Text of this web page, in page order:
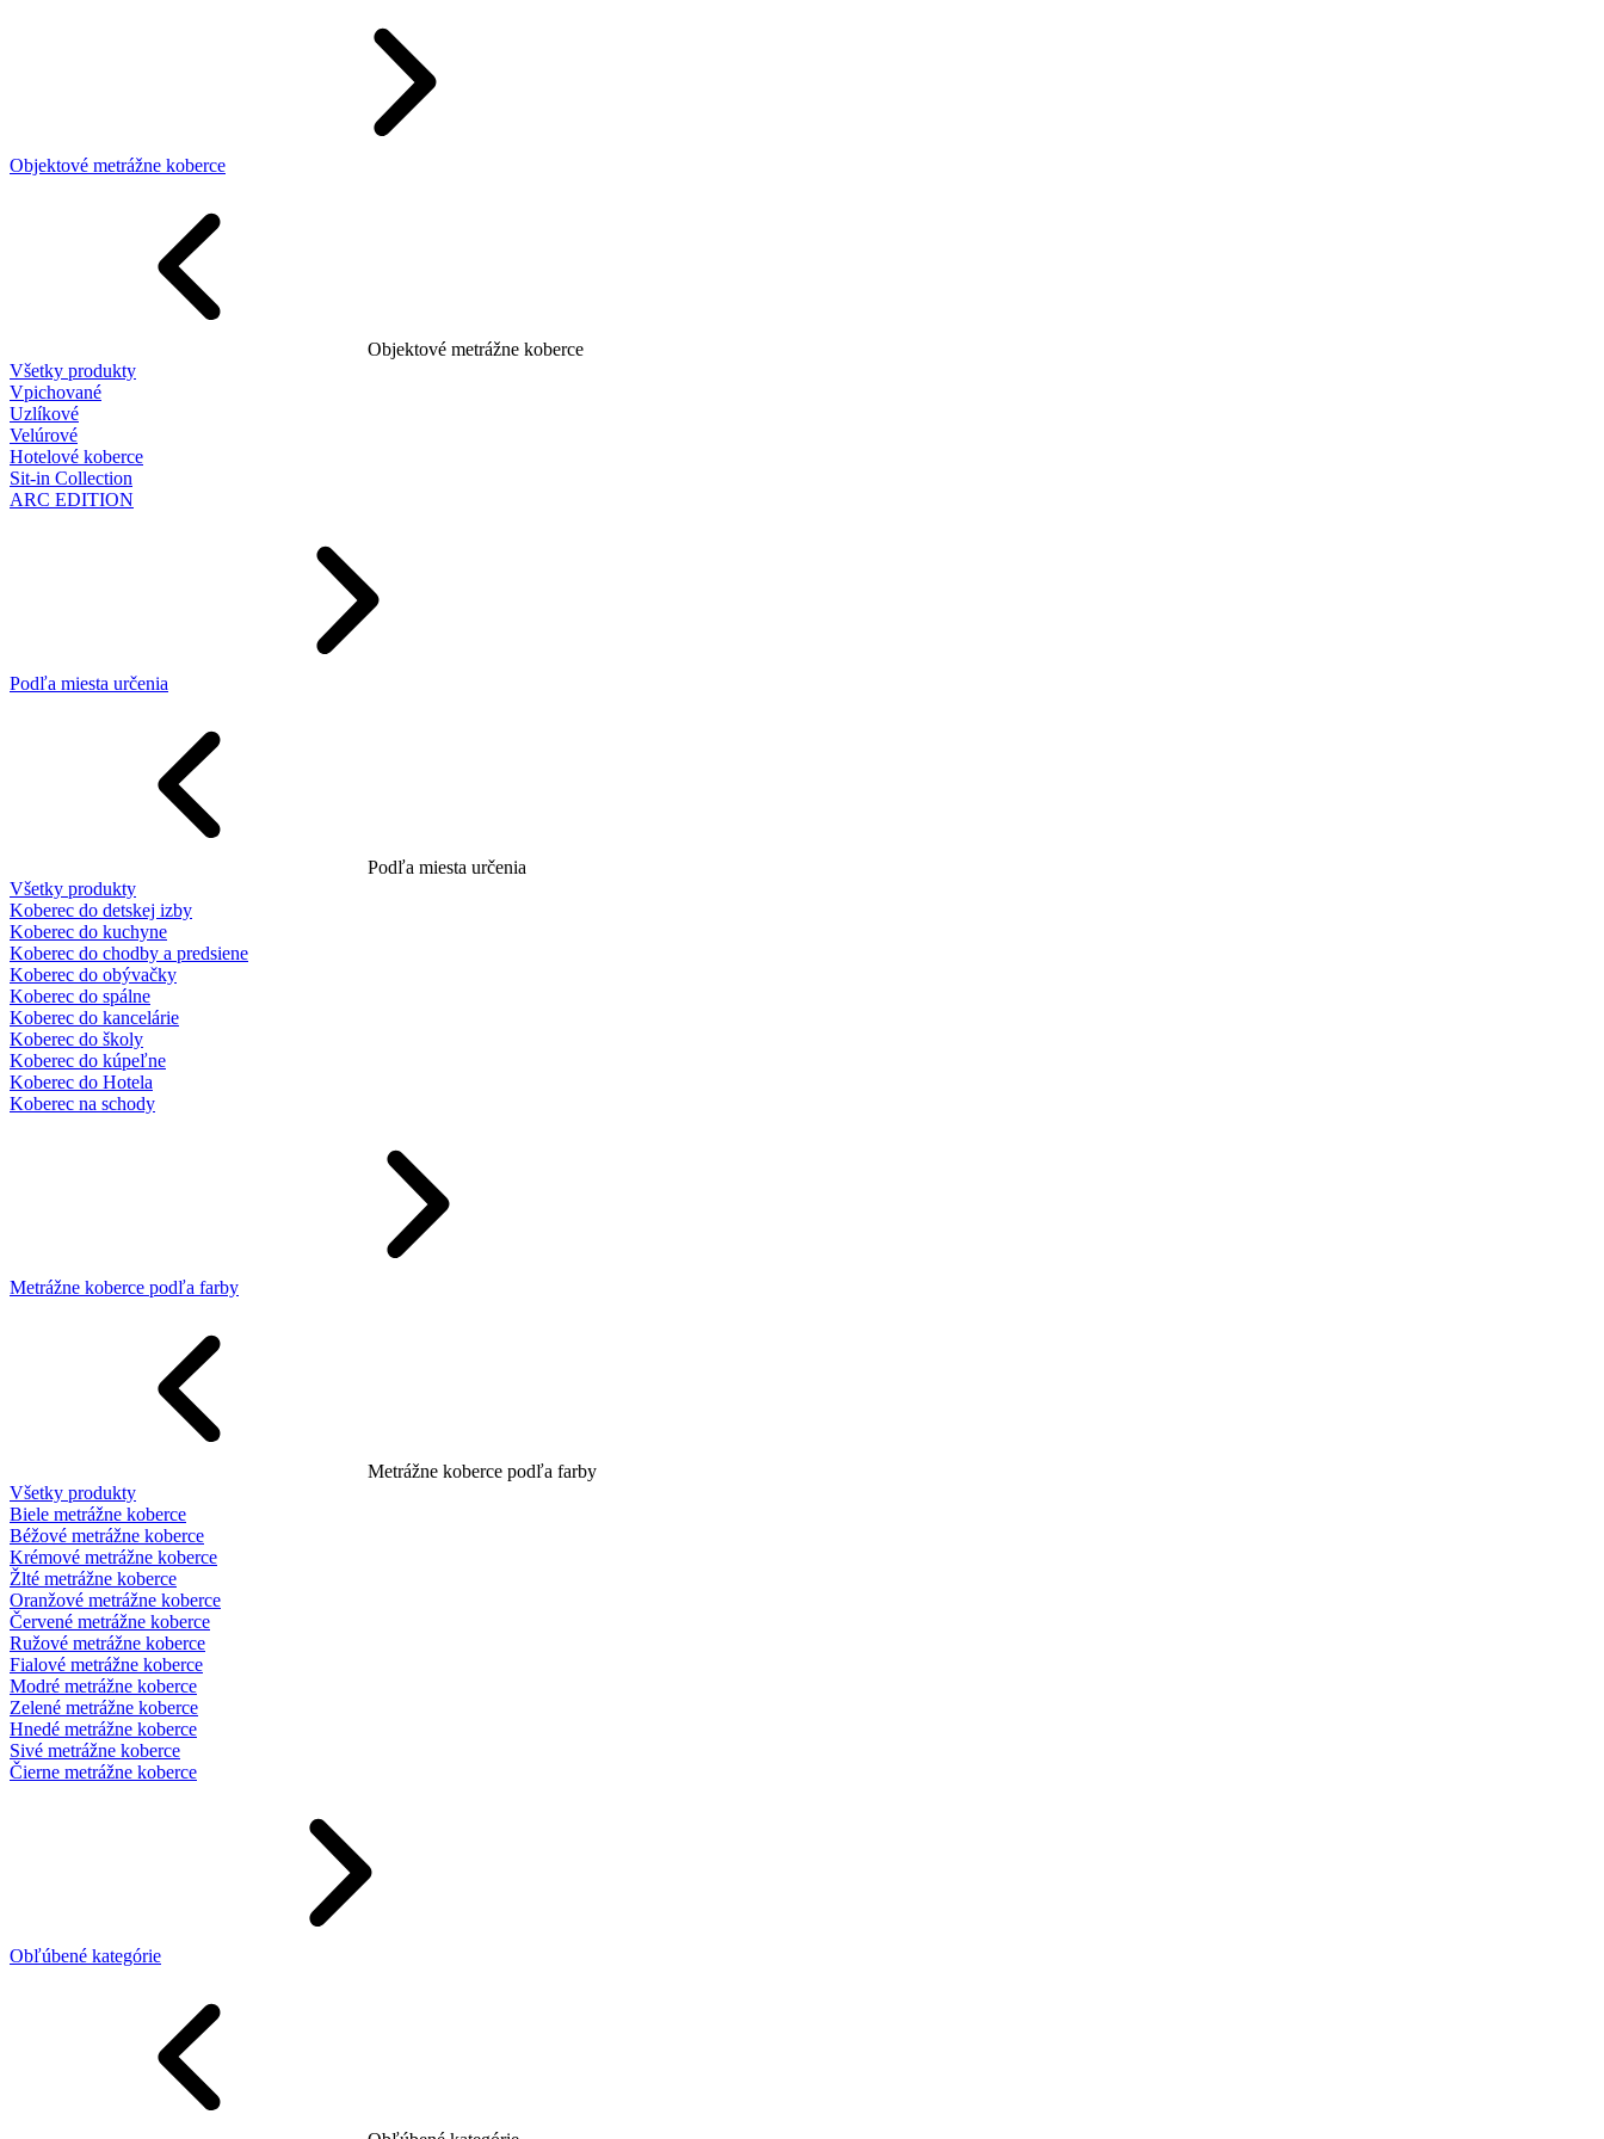
Objektové metrážne koberce
Objektové metrážne koberce
Všetky produkty
Vpichované
Uzlíkové
Velúrové
Hotelové koberce
Sit-in Collection
ARC EDITION
Podľa miesta určenia
Podľa miesta určenia
Všetky produkty
Koberec do detskej izby
Koberec do kuchyne
Koberec do chodby a predsiene
Koberec do obývačky
Koberec do spálne
Koberec do kancelárie
Koberec do školy
Koberec do kúpeľne
Koberec do Hotela
Koberec na schody
Metrážne koberce podľa farby
Metrážne koberce podľa farby
Všetky produkty
Biele metrážne koberce
Béžové metrážne koberce
Krémové metrážne koberce
Žlté metrážne koberce
Oranžové metrážne koberce
Červené metrážne koberce
Ružové metrážne koberce
Fialové metrážne koberce
Modré metrážne koberce
Zelené metrážne koberce
Hnedé metrážne koberce
Sivé metrážne koberce
Čierne metrážne koberce
Obľúbené kategórie